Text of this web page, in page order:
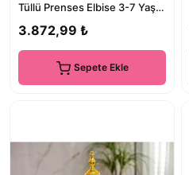
Tüllü Prenses Elbise 3-7 Yaş –
3.872,99 ₺
Sepete Ekle